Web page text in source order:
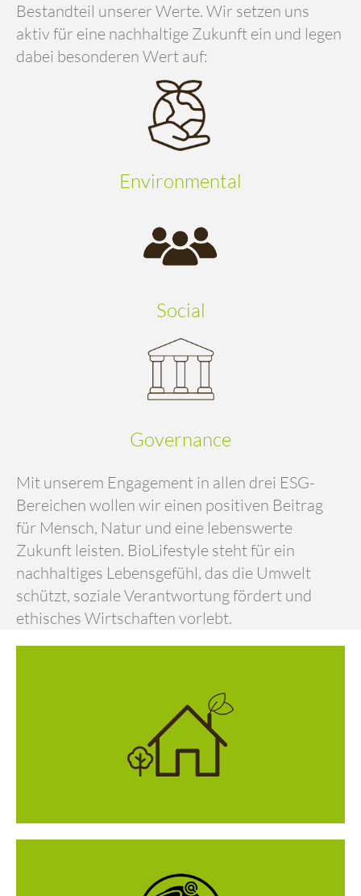
Bestandteil unserer Werte. Wir setzen uns
aktiv für eine nachhaltige Zukunft ein und legen
dabei besonderen Wert auf:
Environmental
Social
Governance
Mit unserem Engagement in allen drei ESG-
Bereichen wollen wir einen positiven Beitrag
für Mensch, Natur und eine lebenswerte
Zukunft leisten. BioLifestyle steht für ein
nachhaltiges Lebensgefühl, das die Umwelt
schützt, soziale Verantwortung fördert und
ethisches Wirtschaften vorlebt.